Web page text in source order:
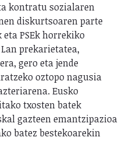
kontratu sozialaren
diskurtsoaren parte
PSEk horrekiko
prekarietatea,
gero eta jende
oztopo nagusia
Eusko
txosten batek
gazteen emantzipazioa
batez bestekoarekin